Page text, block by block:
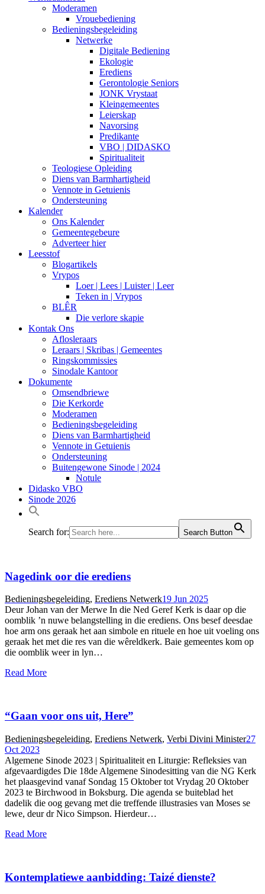
Moderamen
Vrouebediening
Bedieningsbegeleiding
Netwerke
Digitale Bediening
Ekologie
Erediens
Gerontologie Seniors
JONK Vrystaat
Kleingemeentes
Leierskap
Navorsing
Predikante
VBO | DIDASKO
Spiritualiteit
Teologiese Opleiding
Diens van Barmhartigheid
Vennote in Getuienis
Ondersteuning
Kalender
Ons Kalender
Gemeentegebeure
Adverteer hier
Leesstof
Blogartikels
Vrypos
Loer | Lees | Luister | Leer
Teken in | Vrypos
BLÊR
Die verlore skapie
Kontak Ons
Aflosleraars
Leraars | Skribas | Gemeentes
Ringskommissies
Sinodale Kantoor
Dokumente
Omsendbriewe
Die Kerkorde
Moderamen
Bedieningsbegeleiding
Diens van Barmhartigheid
Vennote in Getuienis
Ondersteuning
Buitengewone Sinode | 2024
Notule
Didasko VBO
Sinode 2026
Search for: Search Button
Nagedink oor die erediens
Bedieningsbegeleiding, Erediens Netwerk19 Jun 2025
Deur Johan van der Merwe In die Ned Geref Kerk is daar op die
oomblik ’n nuwe belangstelling in die erediens. Ons besef deesdae
hoe arm ons geraak het aan simbole en rituele en hoe uit voeling ons
geraak het met die res van die wêreldkerk. Baie gemeentes kom op
die oomblik weer in lyn…
Read More
“Gaan voor ons uit, Here”
Bedieningsbegeleiding, Erediens Netwerk, Verbi Divini Minister27
Oct 2023
Algemene Sinode 2023 | Spiritualiteit en Liturgie: Refleksies van
afgevaardigdes Die 18de Algemene Sinodesitting van die NG Kerk
het plaasgevind vanaf Sondag 15 Oktober tot Vrydag 20 Oktober
2023 te Birchwood in Boksburg. Die agenda se buiteblad het
dadelik die oog gevang met die treffende illustrasies van Moses se
lewe, deur dr Nico Simpson. Hierdeur…
Read More
Kontemplatiewe aanbidding: Taizé dienste?